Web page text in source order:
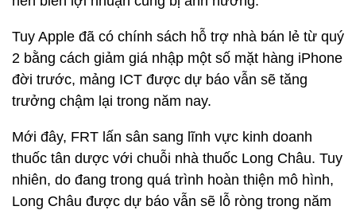
Tuy Apple đã có chính sách hỗ trợ nhà bán lẻ từ quý
2 bằng cách giảm giá nhập một số mặt hàng iPhone
đời trước, mảng ICT được dự báo vẫn sẽ tăng
trưởng chậm lại trong năm nay.
Mới đây, FRT lấn sân sang lĩnh vực kinh doanh
thuốc tân dược với chuỗi nhà thuốc Long Châu. Tuy
nhiên, do đang trong quá trình hoàn thiện mô hình,
Long Châu được dự báo vẫn sẽ lỗ ròng trong năm